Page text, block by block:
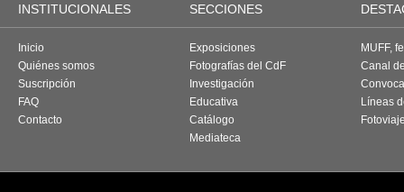
INSTITUCIONALES SECCIONES
Inicio
Quiénes somos
Suscripción
FAQ
Contacto
Exposiciones
Fotografías del CdF
Investigación
Educativa
Catálogo
Mediateca
MUFF,
Canal
Líneas